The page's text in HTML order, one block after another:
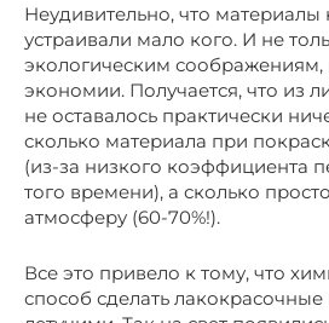
Неудивительно, что материалы
устраивали мало кого. И не
экологическим соображениям,
экономии. Получается, что из
не оставалось практически
сколько материала при
(из-за низкого коэффициента
того времени), а сколько
атмосферу (60-70%!).
Все это привело к тому, что
способ сделать